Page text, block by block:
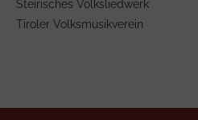
Steirisches Volksliedwerk
Tiroler Volksmusikverein